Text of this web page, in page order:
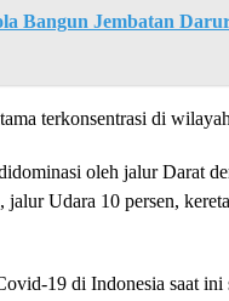
Bangun Jembatan
terkonsentrasi di
oleh jalur Darat
jalur Udara 10 persen,
19 di Indonesia saat